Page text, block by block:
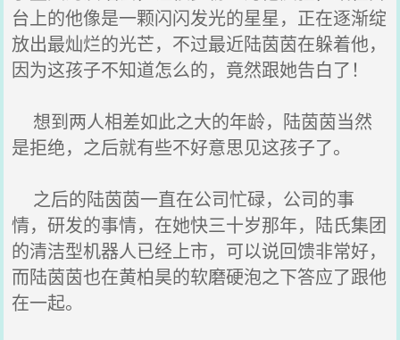
台上的他像是一颗闪闪发光的星星，正在逐渐绽
放出最灿烂的光芒，不过最近陆茵茵在躲着他，
因为这孩子不知道怎么的，竟然跟她告白了！
想到两人相差如此之大的年龄，陆茵茵当然
是拒绝，之后就有些不好意思见这孩子了。
之后的陆茵茵一直在公司忙碌，公司的事
情，研发的事情，在她快三十岁那年，陆氏集团
的清洁型机器人已经上市，可以说回馈非常好，
而陆茵茵也在黄柏昊的软磨硬泡之下答应了跟他
在一起。